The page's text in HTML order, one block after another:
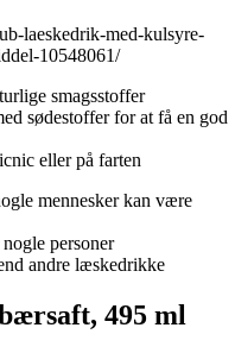
laeskedrik-med-kulsyre-
10548061/
smagsstoffer
sødestoffer for at få en god
eller på farten
mennesker kan være
personer
andre læskedrikke
495 ml